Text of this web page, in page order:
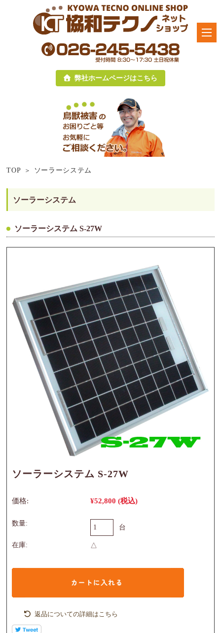
弊社ホームページはこちら
TOP ソーラーシステム
ソーラーシステム
ソーラーシステム S-27W
ソーラーシステム S-27W
価格: ¥52,800 (税込)
数量:
台
在庫: △
返品についての詳細はこちら